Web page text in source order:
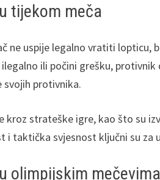
tijekom meča
ne uspije legalno vratiti lopticu,
ili počini grešku,
svojih protivnika.
strateške igre, kao što su
i taktička svjesnost ključni su
olimpijskim mečevima